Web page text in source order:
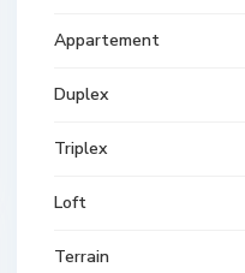
Appartement
Duplex
Triplex
Loft
Terrain